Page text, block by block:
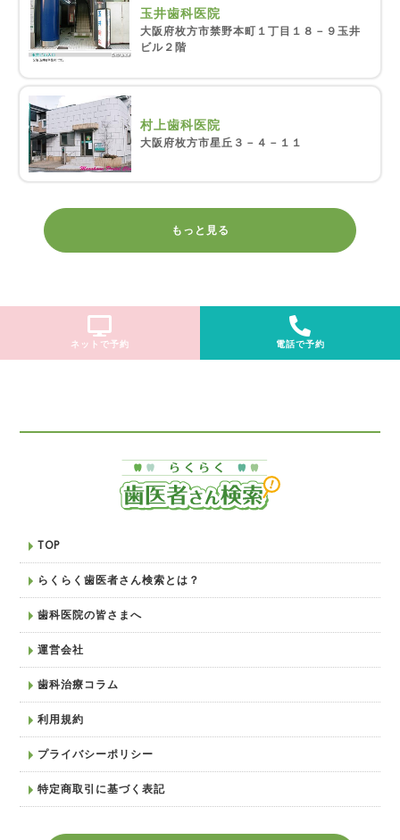
玉井歯科医院
大阪府枚方市禁野本町１丁目１８－９玉井
ビル２階
村上歯科医院
大阪府枚方市星丘３－４－１１
もっと見る
ネットで予約 電話で予約
TOP
らくらく歯医者さん検索とは？
歯科医院の皆さまへ
運営会社
歯科治療コラム
利用規約
プライバシーポリシー
特定商取引に基づく表記